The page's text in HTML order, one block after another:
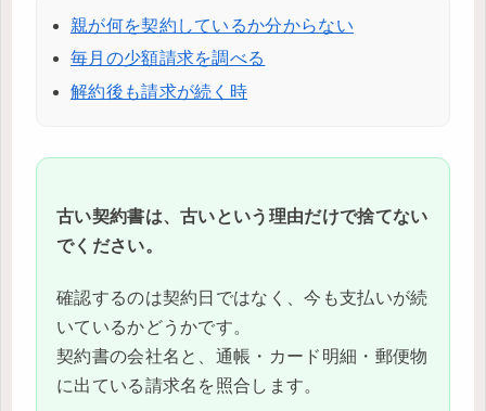
親が何を契約しているか分からない
毎月の少額請求を調べる
解約後も請求が続く時
古い契約書は、古いという理由だけで捨てない
でください。
確認するのは契約日ではなく、今も支払いが続
いているかどうかです。
契約書の会社名と、通帳・カード明細・郵便物
に出ている請求名を照合します。